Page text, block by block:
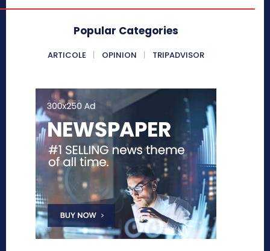
Popular Categories
ARTICOLE OPINION TRIPADVISOR